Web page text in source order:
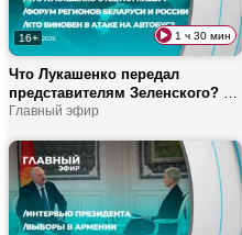
16+ 1 ч 30 мин
Что Лукашенко передал
представителям Зеленского? |
Какие мосты появятся в
XIII Форум регионов Беларуси и
России?
Главный эфир